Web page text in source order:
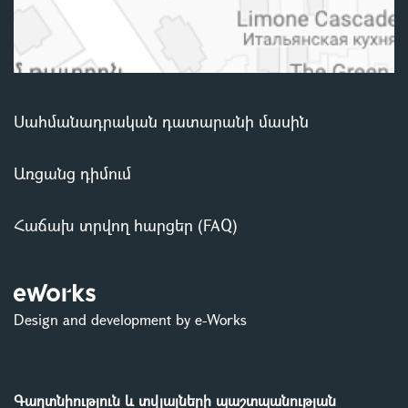
Սահմանադրական դատարանի մասին
Առցանց դիմում
Հաճախ տրվող հարցեր (FAQ)
Design and development by e-Works
Գաղտնիություն և տվյալների պաշտպանության